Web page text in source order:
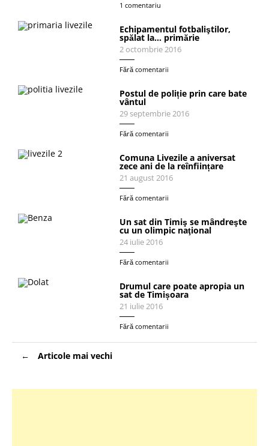
1 comentariu
Echipamentul fotbaliştilor,
spălat la… primărie
2 octombrie 2016
Fără comentarii
Postul de poliție prin care bate
vântul
29 septembrie 2016
Fără comentarii
Comuna Livezile a aniversat
zece ani de la reînființare
21 august 2016
Fără comentarii
Un sat din Timiş se mândreşte
cu un olimpic naţional
24 iulie 2016
Fără comentarii
Drumul care poate apropia un
sat de Timișoara
21 iulie 2016
Fără comentarii
Navigare
în Articole mai vechi